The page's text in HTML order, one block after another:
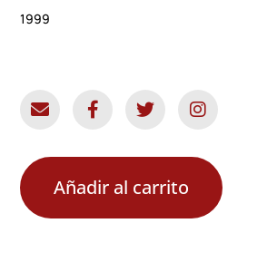
1999
Añadir al carrito